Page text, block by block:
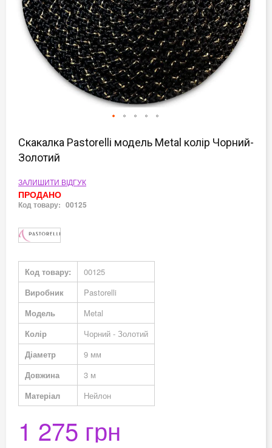
до
галереї
Скакалка Pastorelli модель Metal колір Чорний-
Золотий
ЗАЛИШИТИ ВІДГУК
ПРОДАНО
Код товару: 00125
Докладніше
Код товару:
00125
Виробник
Pastorelli
Модель
Metal
Колір
Чорний - Золотий
Діаметр
9 мм
Довжина
3 м
Матеріал
Нейлон
1 275 грн